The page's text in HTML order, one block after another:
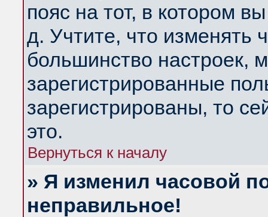
пояс на тот, в котором
д. Учтите, что изменять
большинство настроек,
зарегистрированные
зарегистрированы, то
это.
Вернуться к началу
» Я изменил часовой
неправильное!